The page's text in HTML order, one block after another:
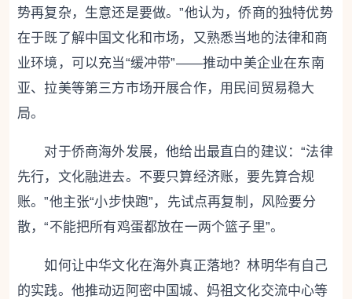
势再复杂，生意还是要做。”他认为，侨商的独特优势
在于既了解中国文化和市场，又熟悉当地的法律和商
业环境，可以充当“缓冲带”——推动中美企业在东南
亚、拉美等第三方市场开展合作，用民间贸易稳大
局。
对于侨商海外发展，他给出最直白的建议：“法律
先行，文化融进去。不要只算经济账，要先算合规
账。”他主张“小步快跑”，先试点再复制，风险要分
散，“不能把所有鸡蛋都放在一两个篮子里”。
如何让中华文化在海外真正落地？林明华有自己
的实践。他推动迈阿密中国城、妈祖文化交流中心等